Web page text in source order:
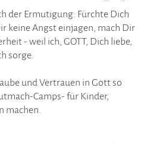
der Ermutigung: Fürchte Dich
keine Angst einjagen, mach Dir
- weil ich, GOTT, Dich liebe,
sorge.
und Vertrauen in Gott so
Camps- für Kinder,
machen.